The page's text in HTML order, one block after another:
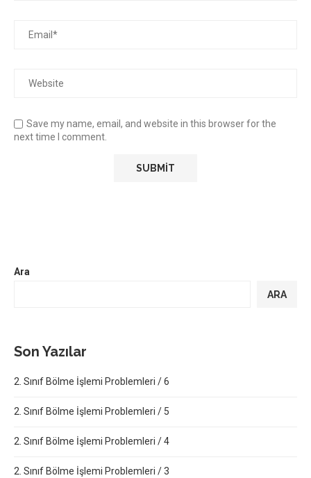
Save my name, email, and website in this browser for the
next time I comment.
Ara
ARA
Son Yazılar
2. Sınıf Bölme İşlemi Problemleri / 6
2. Sınıf Bölme İşlemi Problemleri / 5
2. Sınıf Bölme İşlemi Problemleri / 4
2. Sınıf Bölme İşlemi Problemleri / 3